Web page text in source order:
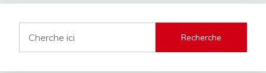
Recherche